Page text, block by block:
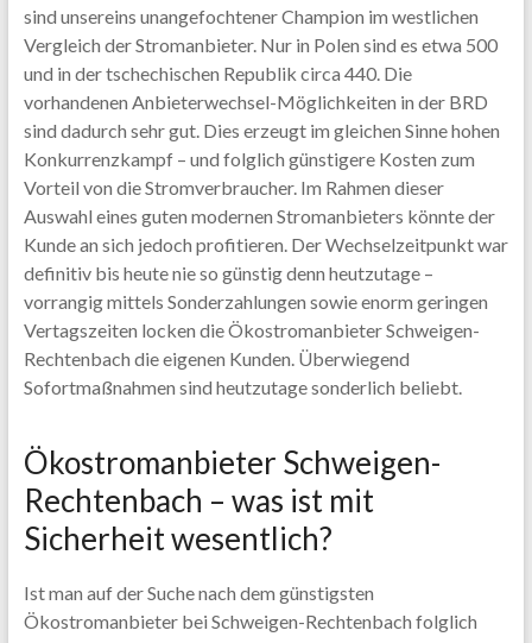
sind unsereins unangefochtener Champion im westlichen
Vergleich der Stromanbieter. Nur in Polen sind es etwa 500
und in der tschechischen Republik circa 440. Die
vorhandenen Anbieterwechsel-Möglichkeiten in der BRD
sind dadurch sehr gut. Dies erzeugt im gleichen Sinne hohen
Konkurrenzkampf – und folglich günstigere Kosten zum
Vorteil von die Stromverbraucher. Im Rahmen dieser
Auswahl eines guten modernen Stromanbieters könnte der
Kunde an sich jedoch profitieren. Der Wechselzeitpunkt war
definitiv bis heute nie so günstig denn heutzutage –
vorrangig mittels Sonderzahlungen sowie enorm geringen
Vertagszeiten locken die Ökostromanbieter Schweigen-
Rechtenbach die eigenen Kunden. Überwiegend
Sofortmaßnahmen sind heutzutage sonderlich beliebt.
Ökostromanbieter Schweigen-
Rechtenbach – was ist mit
Sicherheit wesentlich?
Ist man auf der Suche nach dem günstigsten
Ökostromanbieter bei Schweigen-Rechtenbach folglich